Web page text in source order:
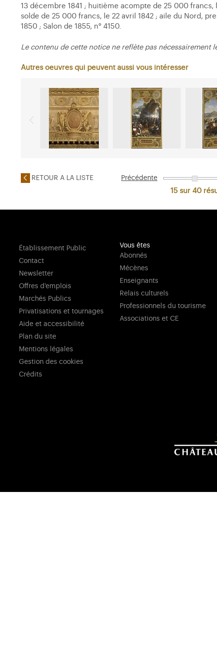
13 décembre 1841 ; huitième acompte de 25 000
solde de 25 000 francs, le 22 avril 1842 ; aile du Nord,
1850 ; Salon de 1855, n° 4150.
Le contenu de cette notice ne reflète pas nécessairement
Autres oeuvres qui peuvent aussi vous intéresser
RETOUR A LA LISTE Précédente
15 sur 40
Établissement Public
Contact
Newsletter
Offres d'emplois
Marchés Publics
Privatisations et tournages
Aide et accessibilité
Plan du site
Mentions légales
Gestion des cookies
Crédits
Vous êtes
Abonnés
Mécènes
Enseignants
Relais culturels
Professionnels du tourisme
Associations et CE